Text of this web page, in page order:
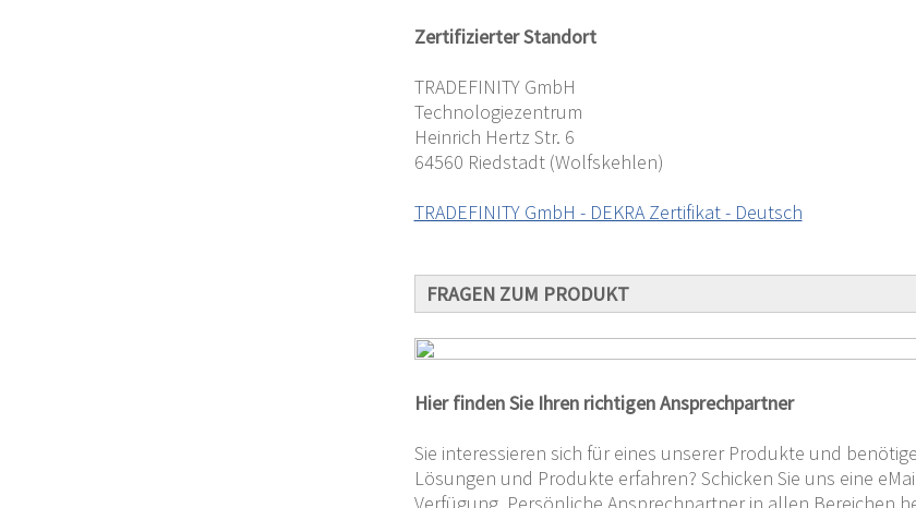
Zertifizierter Standort
TRADEFINITY GmbH
Technologiezentrum
Heinrich Hertz Str. 6
64560 Riedstadt (Wolfskehlen)
TRADEFINITY GmbH - DEKRA Zertifikat - Deutsch
FRAGEN ZUM PRODUKT
Hierfinden Sie Ihren richtigen Ansprechpartner
Sie interessieren sich für eines unserer Produkte und
Lösungen und Produkte erfahren? Schicken Sie uns eine
Verfügung. Persönliche Ansprechpartner in allen Bereichen